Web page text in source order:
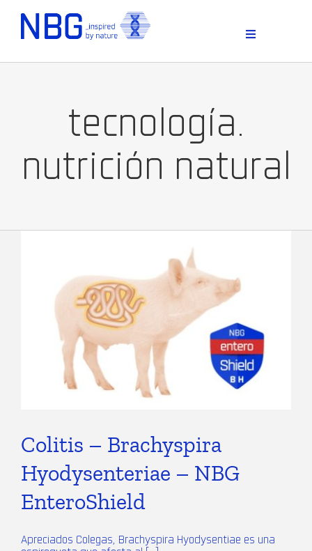
content
Toggle
tecnología.
nutrición natural
Colitis – Brachyspira
Hyodysenteriae – NBG
EnteroShield
Apreciados Colegas, Brachyspira Hyodysentiae es una